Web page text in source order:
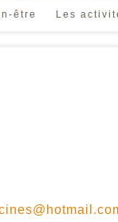
être Les